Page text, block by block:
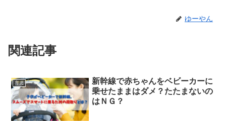
ゆーやん
関連記事
育児
新幹線で赤ちゃんをベビーカーに
乗せたままはダメ？たたまないの
はＮＧ？